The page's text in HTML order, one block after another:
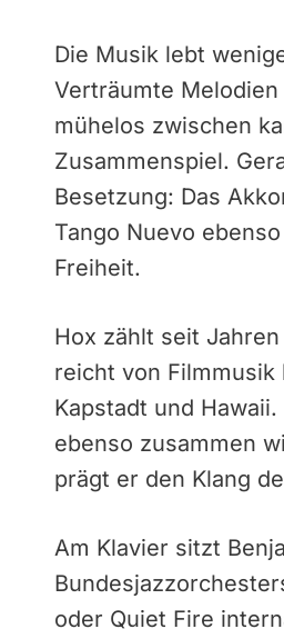
Die Musik lebt
Verträumte
mühelos zwischen
Zusammenspiel.
Besetzung: Das
Tango Nuevo
Freiheit.
Hox zählt seit
reicht von Filmmusik
Kapstadt und
ebenso zusammen
prägt er den Klang
Am Klavier sitzt
oder Quiet Fire